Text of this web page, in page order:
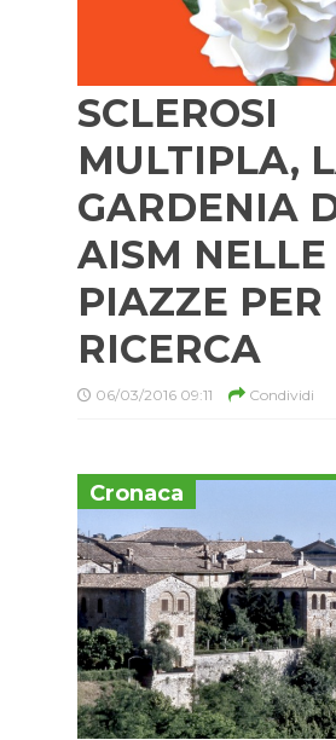
SCLEROSI
MULTIPLA,
GARDENIA
AISM NELLE
PIAZZE PER
RICERCA
06/03/2016 09:11 Condividi
Cronaca